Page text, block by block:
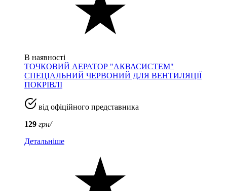
В наявності
ТОЧКОВИЙ АЕРАТОР "АКВАСИСТЕМ"
СПЕЦІАЛЬНИЙ ЧЕРВОНИЙ ДЛЯ ВЕНТИЛЯЦІЇ
ПОКРІВЛІ
від офіційного представника
129 грн/
Детальніше